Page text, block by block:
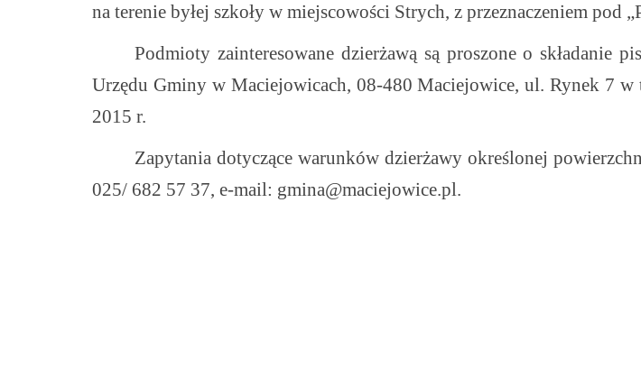
na terenie byłej szkoły w miejscowości Strych, z przeznaczeniem pod
Podmioty zainteresowane dzierżawą są proszone o składanie
Urzędu Gminy w Maciejowicach, 08-480 Maciejowice, ul. Rynek 7 w
2015 r.
Zapytania dotyczące warunków dzierżawy określonej
025/ 682 57 37, e-mail: gmina@maciejowice.pl.